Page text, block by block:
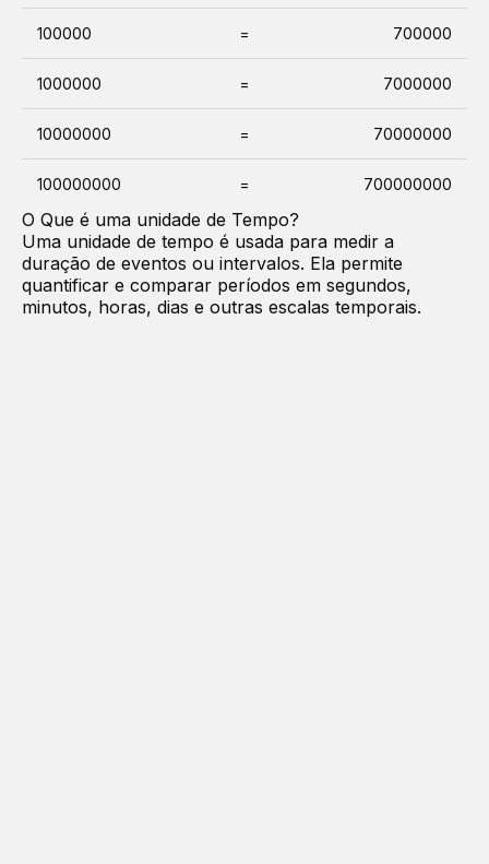
100000 = 700000
1000000 = 7000000
10000000 = 70000000
100000000 = 700000000
O Que é uma unidade de Tempo?
Uma unidade de tempo é usada para medir a
duração de eventos ou intervalos. Ela permite
quantificar e comparar períodos em segundos,
minutos, horas, dias e outras escalas temporais.